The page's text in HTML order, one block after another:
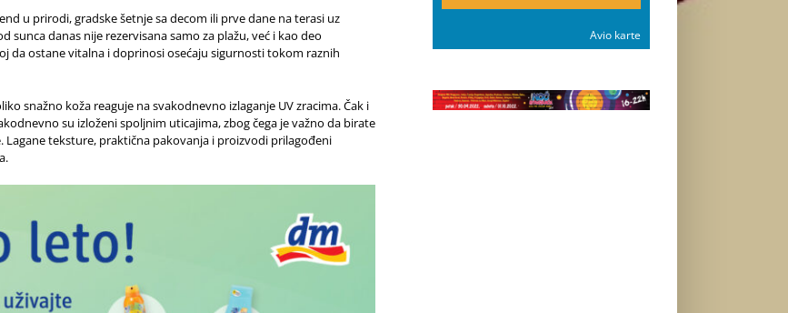
u prirodi, gradske šetnje sa decom ili prve dane na terasi uz
sunca danas nije rezervisana samo za plažu, već i kao deo
da ostane vitalna i doprinosi osećaju sigurnosti tokom raznih
snažno koža reaguje na svakodnevno izlaganje UV zracima. Čak i
su izloženi spoljnim uticajima, zbog čega je važno da birate
teksture, praktična pakovanja i proizvodi prilagođeni
Avio karte